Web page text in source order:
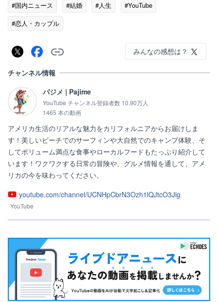
#国内ニュース #結婚 #人生
#YouTube
#恋人・カップル
みんなの感想は？
チャンネル情報
パジメ | Pajime
YouTube チャンネル登録者数 10.90万人
1465 本の動画
アメリカ生活のリアルな魅力をカリフォルニアからお届けしま
す！美しいビーチでのサーフィンや大自然でのキャンプ体験、そ
してボリューム満点な食事やローカルフードもたっぷり紹介して
います！ワクワクする日常の冒険や、グルメ情報を通して、アメ
リカの今を味わってください。
youtube.com/channel/UCNHpCbrN3Ozh1lQJtcO3Jig
YouTube